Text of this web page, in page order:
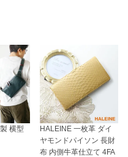
横型
HALEINE 一枚革 ダイ
ヤモンドパイソン 長財
布 内側牛革仕立て 4FA